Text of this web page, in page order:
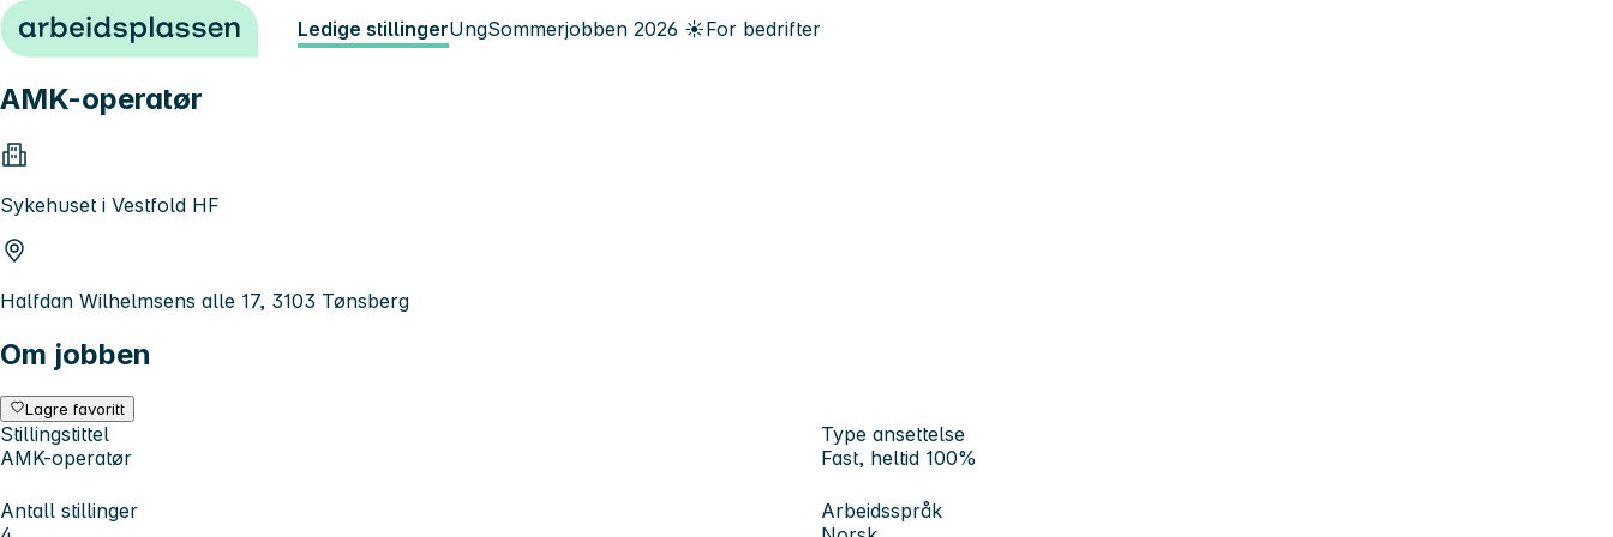
Hopp til innhold Ledige stillingerUngSommerjobben 2026 ☀️For bedrifter
AMK-operatør
Sykehuset i Vestfold HF
Halfdan Wilhelmsens alle 17, 3103 Tønsberg
Om jobben
Lagre favoritt
Stillingstittel
AMK-operatør
Type ansettelse
Fast, heltid 100%
Antall stillinger
Arbeidsspråk